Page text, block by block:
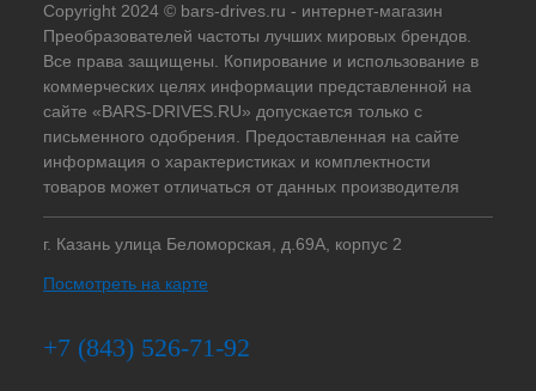
Copyright 2024 © bars-drives.ru - интернет-магазин
Преобразователей частоты лучших мировых брендов.
Все права защищены. Копирование и использование в
коммерческих целях информации представленной на
сайте «BARS-DRIVES.RU» допускается только с
письменного одобрения. Предоставленная на сайте
информация о характеристиках и комплектности
товаров может отличаться от данных производителя
г. Казань улица Беломорская, д.69А, корпус 2
Посмотреть на карте
+7 (843) 526-71-92